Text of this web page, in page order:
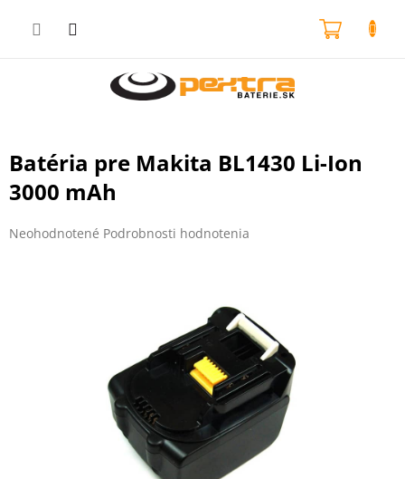
Batéria pre Makita BL1430 Li-Ion
3000 mAh
Priemerné
Neohodnotené Podrobnosti hodnotenia